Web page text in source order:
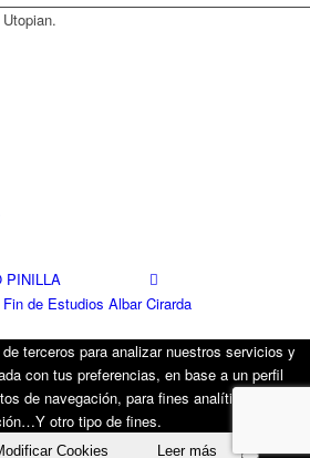
PINILLA
de Estudios Albar Cirarda
terceros para analizar nuestros servicios y
con tus preferencias, en base a un perfil
de navegación, para fines analíticos o
otro tipo de fines.
Cookies Leer más